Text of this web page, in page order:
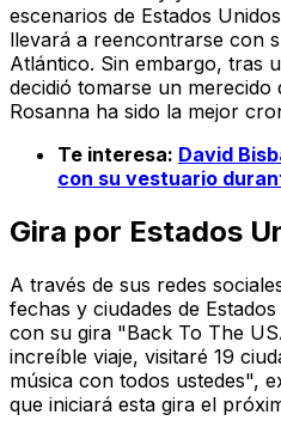
escenarios de Estados
llevará a reencontrarse con
Atlántico. Sin embargo, tras
decidió tomarse un merecido
Rosanna ha sido la mejor
Te interesa: David
con su vestuario
Gira por Estados
A través de sus redes
fechas y ciudades de
con su gira "Back To The
increíble viaje, visitaré 19
música con todos ustedes",
que iniciará esta gira el